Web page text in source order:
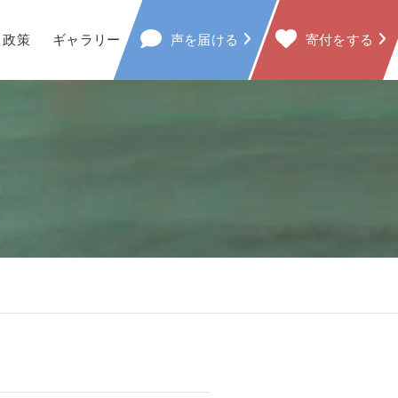
政策 ギャラリー 声を届ける 寄付をする